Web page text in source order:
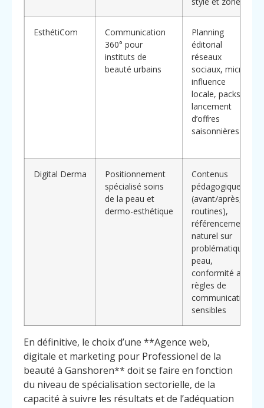
EsthétiCom
Communication
360° pour
instituts de
beauté urbains
Planning
éditorial
réseaux
sociaux, micro-
influence
locale, packs
lancement
d’offres
saisonnières
Digital Derma
Positionnement
spécialisé soins
de la peau et
dermo-esthétique
Contenus
pédagogiques
(avant/après,
routines),
référencement
naturel sur
problématiques
peau,
conformité aux
règles de
communication
sensibles
En définitive, le choix d’une **Agence web,
digitale et marketing pour Professionel de la
beauté à Ganshoren** doit se faire en fonction
du niveau de spécialisation sectorielle, de la
capacité à suivre les résultats et de l’adéquation